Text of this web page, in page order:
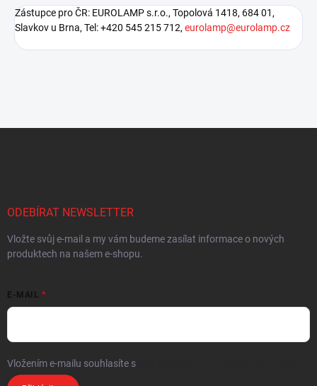
Zástupce pro ČR: EUROLAMP s.r.o., Topolová 1418, 684 01,
Slavkov u Brna, Tel: +420 545 215 712, eurolamp@eurolamp.cz
ODEBÍRAT NEWSLETTER
Vložte svůj e-mail a my vám budeme zasílat informace o nových
produktech na našem e-shopu.
E-MAIL
Vložením e-mailu souhlasíte s